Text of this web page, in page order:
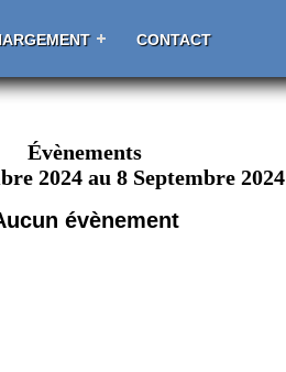
CONTACT
Évènements
2024 au 8 Septembre 2024
évènement